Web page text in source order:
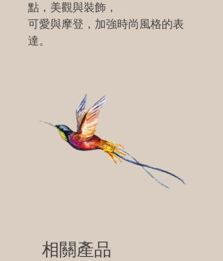
點，美觀與裝飾，
可愛與摩登，加強時尚風格的表
達。
相關產品